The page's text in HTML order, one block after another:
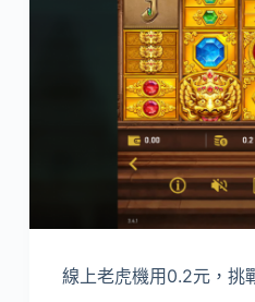
線上老虎機用0.2元，挑